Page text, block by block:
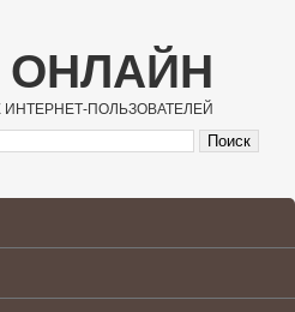
ПОЛЬЗОВАТЕЛЕЙ